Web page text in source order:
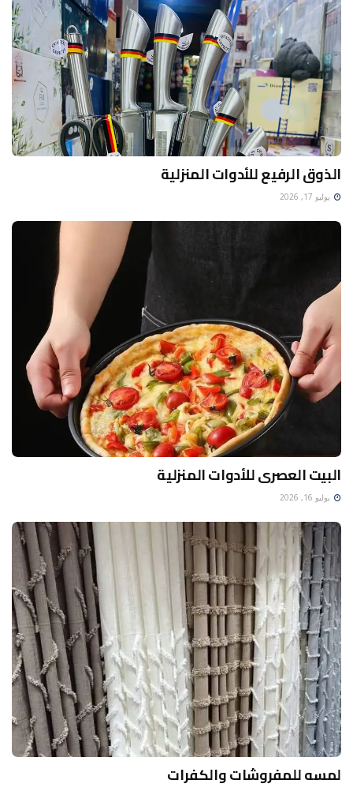
الذوق الرفيع للأدوات المنزلية
يوليو 17, 2026
البيت العصرى للأدوات المنزلية
يوليو 16, 2026
لمسه للمفروشات والكفرات